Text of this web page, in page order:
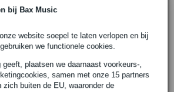
bij Bax Music
website soepel te laten verlopen en bij
we functionele cookies.
plaatsen we daarnaast voorkeurs-,
samen met onze 15 partners
zich buiten de EU, waaronder de